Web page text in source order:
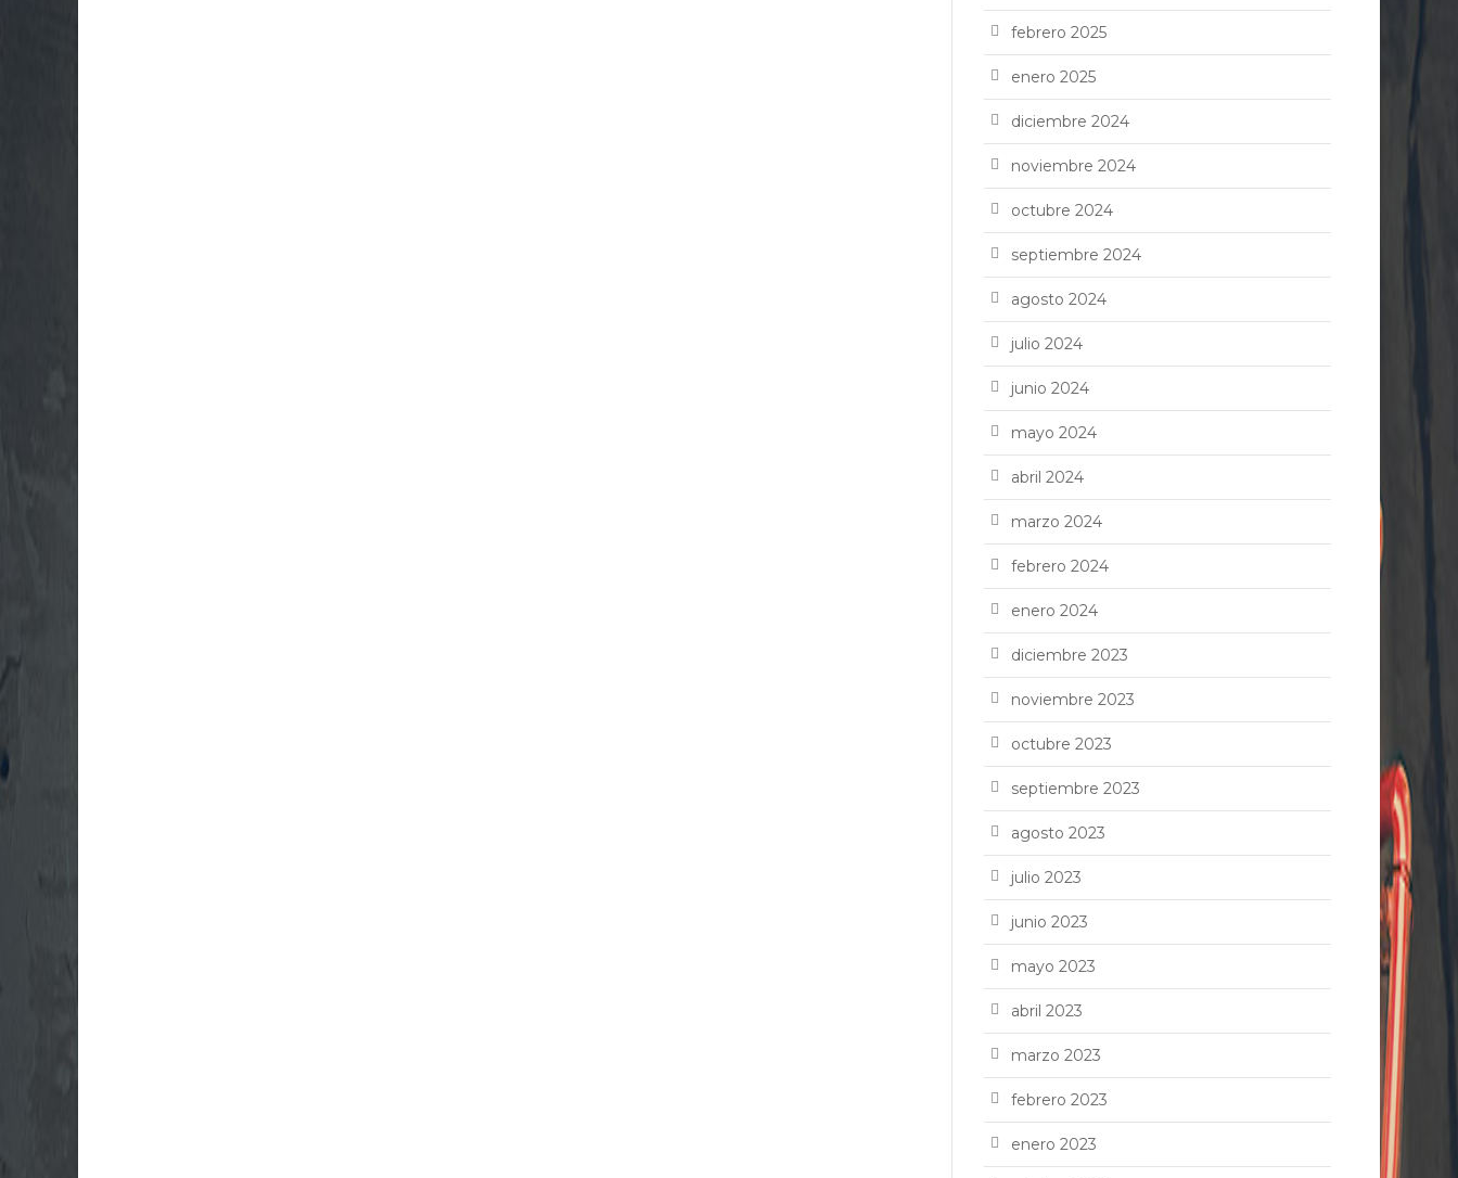
febrero 2025
enero 2025
diciembre 2024
noviembre 2024
octubre 2024
septiembre 2024
agosto 2024
julio 2024
junio 2024
mayo 2024
abril 2024
marzo 2024
febrero 2024
enero 2024
diciembre 2023
noviembre 2023
octubre 2023
septiembre 2023
agosto 2023
julio 2023
junio 2023
mayo 2023
abril 2023
marzo 2023
febrero 2023
enero 2023